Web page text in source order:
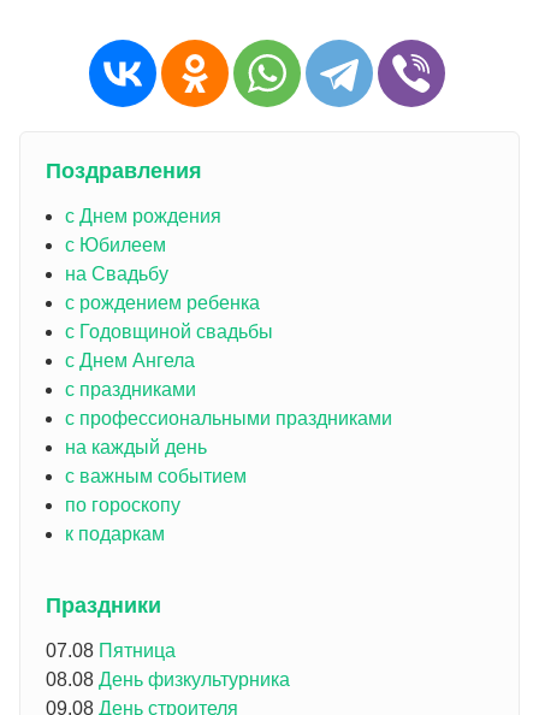
Поздравления
с Днем рождения
с Юбилеем
на Свадьбу
с рождением ребенка
с Годовщиной свадьбы
с Днем Ангела
с праздниками
с профессиональными праздниками
на каждый день
с важным событием
по гороскопу
к подаркам
Праздники
07.08 Пятница
08.08 День физкультурника
09.08 День строителя